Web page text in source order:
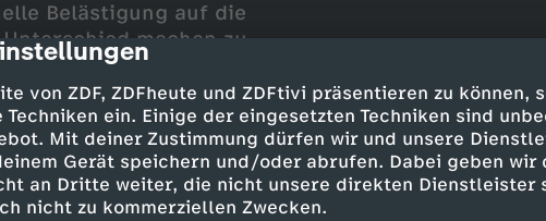
von ZDF, ZDFheute und ZDFtivi präsentieren zu können,
ein. Einige der eingesetzten Techniken sind
Mit deiner Zustimmung dürfen wir und unsere
Gerät speichern und/oder abrufen. Dabei geben wir
an Dritte weiter, die nicht unsere direkten Dienstleister
nicht zu kommerziellen Zwecken.
Belästigung auf die
machen zu
Aufklärung her: Was
sie an, wie viele Männer
Auswirkungen hat
und warum reagiert
steckt dahinter und
Fragen. Im Video findet ihr